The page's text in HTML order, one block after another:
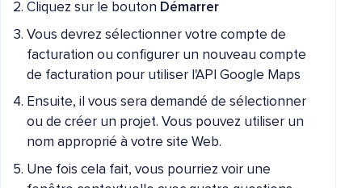
Cliquez sur le bouton Démarrer
Vous devrez sélectionner votre compte de
facturation ou configurer un nouveau compte
de facturation pour utiliser l'API Google Maps
Ensuite, il vous sera demandé de sélectionner
ou de créer un projet. Vous pouvez utiliser un
nom approprié à votre site Web.
Une fois cela fait, vous pourriez voir une